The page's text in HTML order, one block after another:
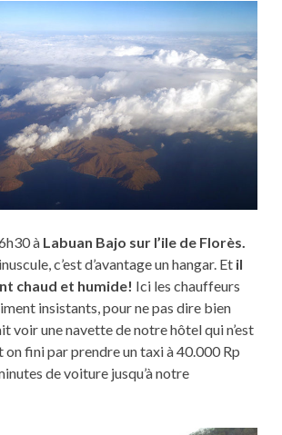
à Labuan Bajo sur l’ile de Florès.
c’est d’avantage un hangar. Et il
chaud et humide! Ici les chauffeurs
insistants, pour ne pas dire bien
voir une navette de notre hôtel qui n’est
on fini par prendre un taxi à 40.000 Rp
de voiture jusqu’à notre